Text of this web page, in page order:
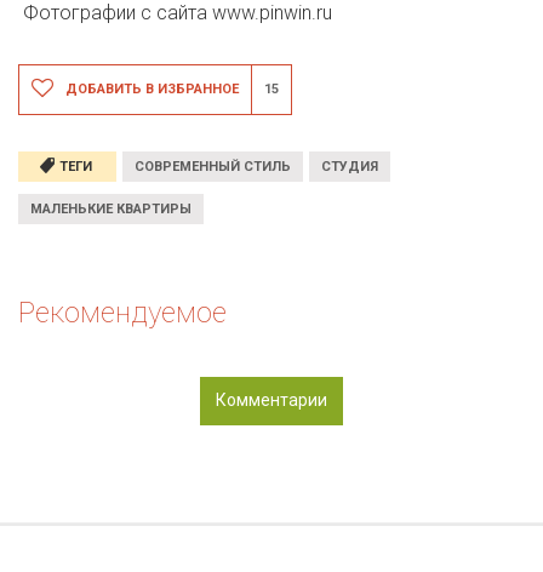
Фотографии с сайта www.pinwin.ru
ДОБАВИТЬ В ИЗБРАННОЕ 15
ТЕГИ СОВРЕМЕННЫЙ СТИЛЬ СТУДИЯ
МАЛЕНЬКИЕ КВАРТИРЫ
Рекомендуемое
Комментарии